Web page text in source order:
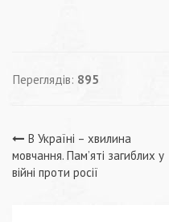
Переглядів: 895
Навігація
записів
В Україні – хвилина
мовчання. Пам’яті загиблих у
війні проти росії